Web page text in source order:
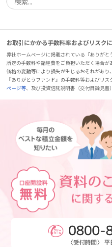
お取引にかかる手数料率およびリスク
弊社ホームページに掲載されている『ありがと
所定の手数料や諸経費をご負担いただく場合
価格の変動等により損失が生じるおそれがあり
『ありがとうファンド』の手数料等およびリ
ページ等、及び投資信託説明書（交付目論見書
0800-
〈受付時間〉